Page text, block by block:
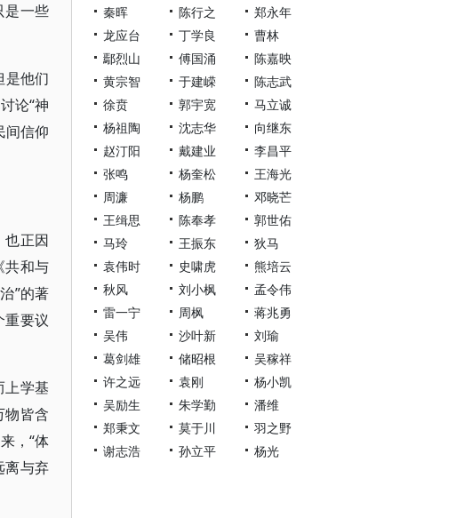
是一些
是他们
论“神
间信仰
也正因
共和与
”的著
重要议
上学基
物皆含
，“体
离与弃
秦晖 陈行之
郑永年
龙应台
丁学良
曹林
鄢烈山
傅国涌
陈嘉映
黄宗智
于建嵘
陈志武
徐贲
郭宇宽
马立诚
杨祖陶
沈志华
向继东
赵汀阳
戴建业
李昌平
张鸣
杨奎松
王海光
周濂
杨鹏
邓晓芒
王缉思
陈奉孝
郭世佑
马玲
王振东
狄马
袁伟时
史啸虎
熊培云
秋风
刘小枫
孟令伟
雷一宁
周枫
蒋兆勇
吴伟
沙叶新
刘瑜
葛剑雄
储昭根
吴稼祥
许之远
袁刚
杨小凯
吴励生
朱学勤
潘维
郑秉文
莫于川
羽之野
谢志浩
孙立平 杨光